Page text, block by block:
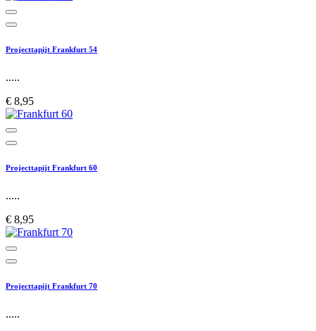
Projecttapijt Frankfurt 54
.....
€ 8,95
Projecttapijt Frankfurt 60
.....
€ 8,95
Projecttapijt Frankfurt 70
.....